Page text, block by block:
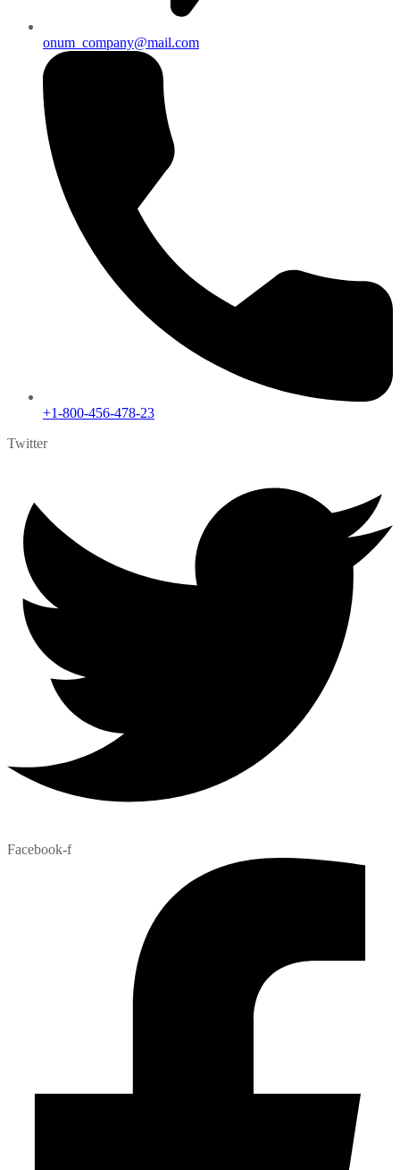
onum_company@mail.com
+1-800-456-478-23
Twitter
Facebook-f